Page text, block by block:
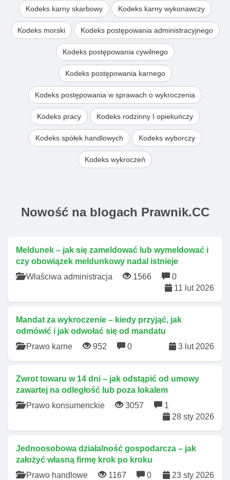
Kodeks karny skarbowy Kodeks karny wykonawczy
Kodeks morski Kodeks postępowania administracyjnego
Kodeks postępowania cywilnego
Kodeks postępowania karnego
Kodeks postępowania w sprawach o wykroczenia
Kodeks pracy Kodeks rodzinny I opiekuńczy
Kodeks spółek handlowych Kodeks wyborczy
Kodeks wykroczeń
Nowość na blogach Prawnik.CC
Meldunek – jak się zameldować lub wymeldować i
czy obowiązek meldunkowy nadal istnieje
Właściwa administracja
1566
0
11 lut 2026
Mandat za wykroczenie – kiedy przyjąć, jak
odmówić i jak odwołać się od mandatu
Prawo karne
952 0 3 lut 2026
Zwrot towaru w 14 dni – jak odstąpić od umowy
zawartej na odległość lub poza lokalem
Prawo konsumenckie
3057
1
28 sty 2026
Jednoosobowa działalność gospodarcza – jak
założyć własną firmę krok po kroku
Prawo handlowe
1167 0 23 sty 2026